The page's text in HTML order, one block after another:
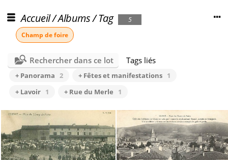
Accueil/Albums/Tag
5
Champ de foire
Rechercher dans ce lot Tags liés
+ Panorama 2 + Fêtes et manifestations 1
+ Lavoir 1 + Rue du Merle 1